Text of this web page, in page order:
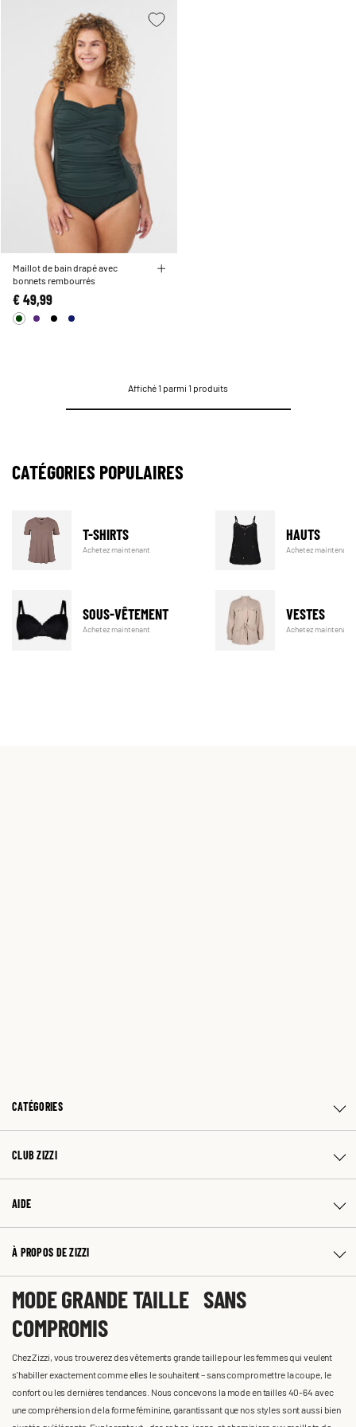
Maillot de bain drapé avec
bonnets rembourrés
€ 49,99
Affiché 1 parmi 1 produits
CATÉGORIES POPULAIRES
T-SHIRTS
Achetez maintenant
HAUTS
Achetez maintenant
SOUS-VÊTEMENT
Achetez maintenant
VESTES
Achetez maintenant
CATÉGORIES
CLUB ZIZZI
AIDE
À PROPOS DE ZIZZI
MODE GRANDE TAILLE SANS
COMPROMIS
Chez Zizzi, vous trouverez des vêtements grande taille pour les femmes qui veulent
s'habiller exactement comme elles le souhaitent – sans compromettre la coupe, le
confort ou les dernières tendances. Nous concevons la mode en tailles 40-64 avec
une compréhension de la forme féminine, garantissant que nos styles sont aussi bien